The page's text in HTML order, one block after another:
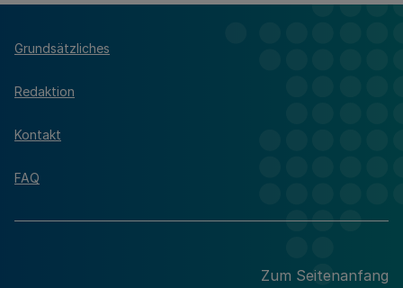
Grundsätzliches
Redaktion
Kontakt
FAQ
Zum Seitenanfang